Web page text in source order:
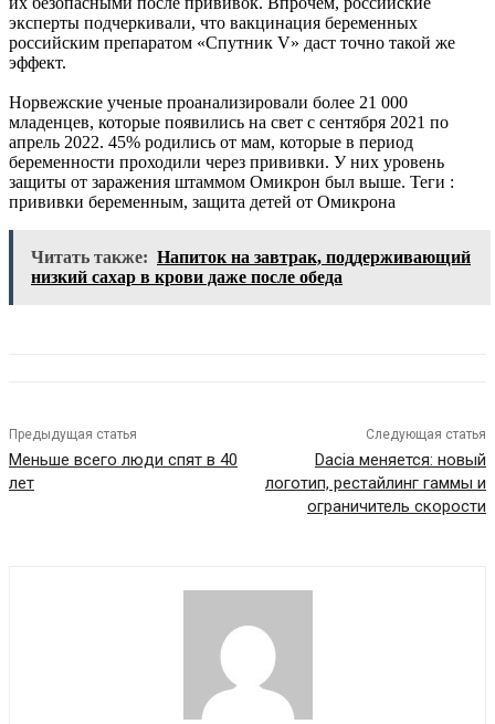
эксперты подчеркивали, что вакцинация беременных
российским препаратом «Спутник V» даст точно такой же
эффект.
Норвежские ученые проанализировали более 21 000
младенцев, которые появились на свет с сентября 2021 по
апрель 2022. 45% родились от мам, которые в период
беременности проходили через прививки. У них уровень
защиты от заражения штаммом Омикрон был выше. Теги :
прививки беременным, защита детей от Омикрона
Читать также: Напиток на завтрак, поддерживающий
низкий сахар в крови даже после обеда
Предыдущая статья
Меньше всего люди спят в 40
лет
Следующая статья
Dacia меняется: новый
логотип, рестайлинг гаммы и
ограничитель скорости